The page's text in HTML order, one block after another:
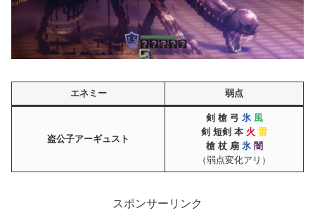
エネミー 弱点
盗公子アーギュスト
剣 槍 弓 氷 風
剣 短剣 本 火 雷
槍 杖 扇 氷 闇
（弱点変化アリ）
スポンサーリンク